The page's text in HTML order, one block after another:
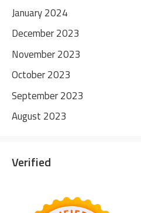
January 2024
December 2023
November 2023
October 2023
September 2023
August 2023
Verified